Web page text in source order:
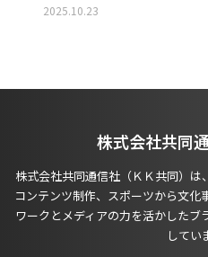
2025.10.23
株式会社共同
株式会社共同通信社（ＫＫ共同）は
コンテンツ制作、スポーツから文化
ワークとメディアの力を活かしたブ
してい